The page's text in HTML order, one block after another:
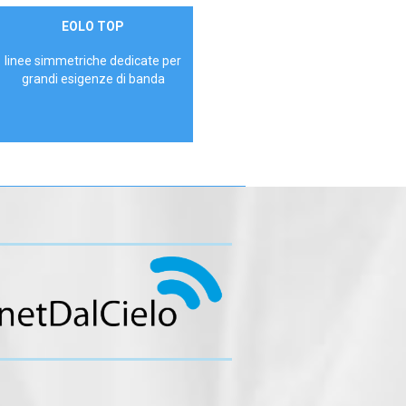
ContattaciEOLO TOP
linee simmetriche dedicate per
grandi esigenze di banda